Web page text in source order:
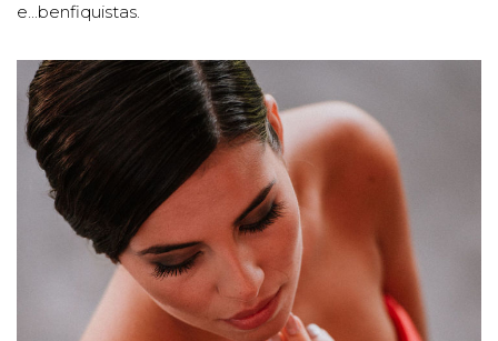
e...benfiquistas.